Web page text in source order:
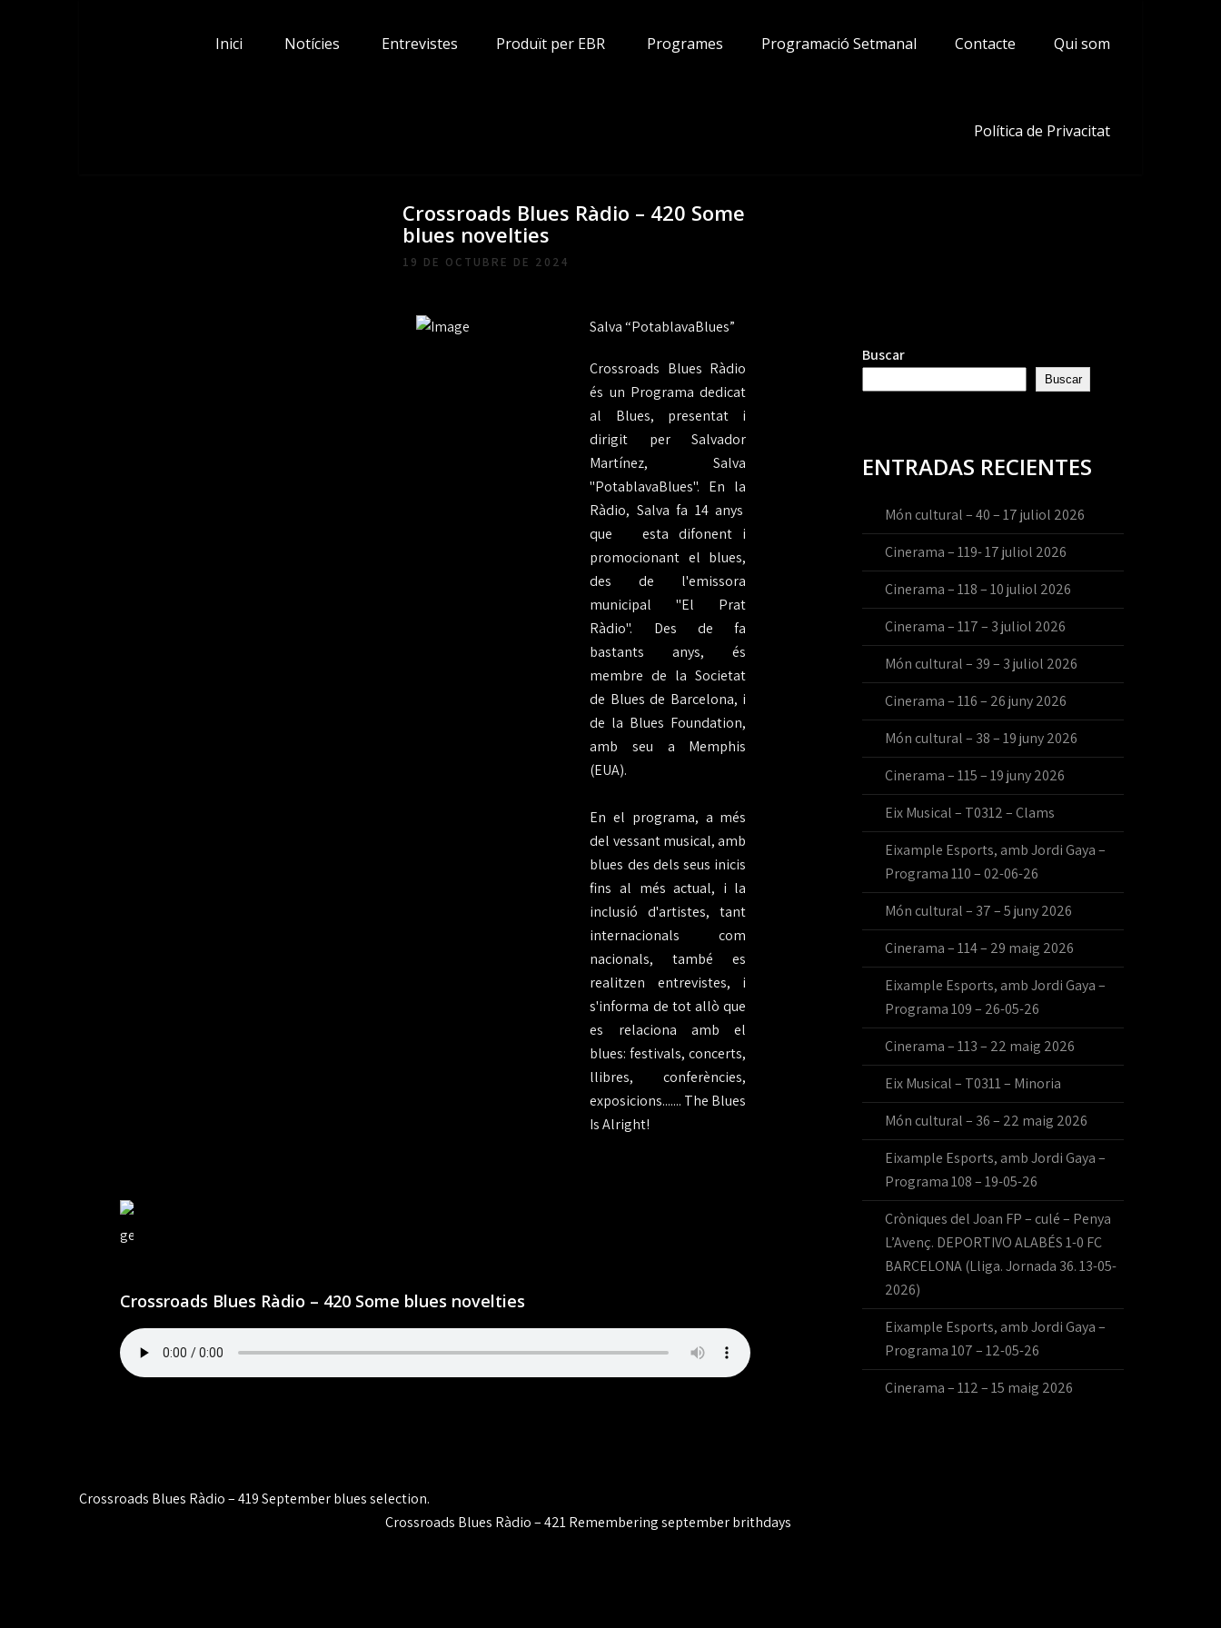
Inici Notícies Entrevistes Produït per EBR Programes Programació Setmanal Contacte Qui som
Política de Privacitat
Crossroads Blues Ràdio – 420 Some
blues novelties
19 DE OCTUBRE DE 2024
Salva “PotablavaBlues”
Crossroads Blues Ràdio
és un Programa dedicat
al Blues, presentat i
dirigit per Salvador
Martínez, Salva
"PotablavaBlues". En la
Ràdio, Salva fa 14 anys
que
esta difonent i
promocionant el blues,
des de l'emissora
municipal "El Prat
Ràdio". Des de fa
bastants anys, és
membre de la Societat
de Blues de Barcelona, i
de la Blues Foundation,
amb seu a Memphis
(EUA).
En el programa, a més
del vessant musical, amb
blues des dels seus inicis
fins al més actual, i la
inclusió d'artistes, tant
internacionals com
nacionals, també es
realitzen entrevistes, i
s'informa de tot allò que
es relaciona
amb el
blues: festivals, concerts,
llibres, conferències,
exposicions....... The Blues
Is Alright!
Crossroads Blues Ràdio – 420 Some blues novelties
Navegación
Crossroads Blues Ràdio – 419 September blues selection.
Crossroads Blues Ràdio – 421 Remembering september brithdays
Buscar
Buscar
ENTRADAS RECIENTES
Món cultural – 40 – 17 juliol 2026
Cinerama – 119- 17 juliol 2026
Cinerama – 118 – 10 juliol 2026
Cinerama – 117 – 3 juliol 2026
Món cultural – 39 – 3 juliol 2026
Cinerama – 116 – 26 juny 2026
Món cultural – 38 – 19 juny 2026
Cinerama – 115 – 19 juny 2026
Eix Musical – T0312 – Clams
Eixample Esports, amb Jordi Gaya –
Programa 110 – 02-06-26
Món cultural – 37 – 5 juny 2026
Cinerama – 114 – 29 maig 2026
Eixample Esports, amb Jordi Gaya –
Programa 109 – 26-05-26
Cinerama – 113 – 22 maig 2026
Eix Musical – T0311 – Minoria
Món cultural – 36 – 22 maig 2026
Eixample Esports, amb Jordi Gaya –
Programa 108 – 19-05-26
Cròniques del Joan FP – culé – Penya
L’Avenç. DEPORTIVO ALABÉS 1-0 FC
BARCELONA (Lliga. Jornada 36. 13-05-
2026)
Eixample Esports, amb Jordi Gaya –
Programa 107 – 12-05-26
Cinerama – 112 – 15 maig 2026